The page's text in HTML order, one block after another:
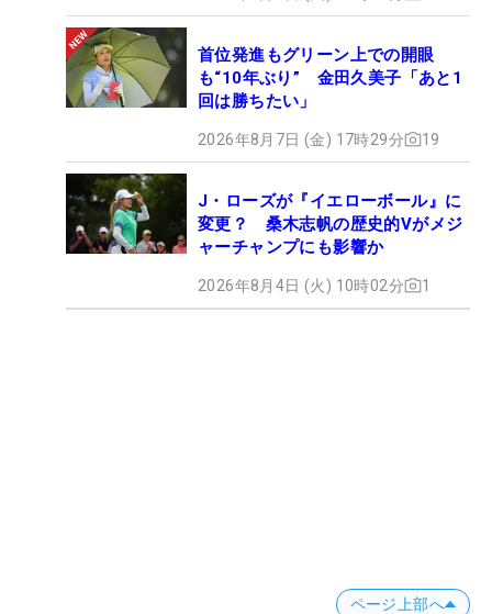
首位発進もグリーン上での開眼
も“10年ぶり” 金田久美子「あと1
回は勝ちたい」
2026年8月7日 (金) 17時29分 19
J・ローズが『イエローボール』に
変更？ 桑木志帆の歴史的Vがメジ
ャーチャンプにも影響か
2026年8月4日 (火) 10時02分 1
ページ上部へ